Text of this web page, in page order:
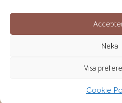
Neka
Visa
Cookie
Avbokning med så pass
eller
FÖLJ